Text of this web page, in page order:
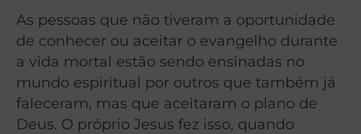
As pessoas que não tiveram a oportunidade
de conhecer ou aceitar o evangelho durante
a vida mortal estão sendo ensinadas no
mundo espiritual por outros que também já
faleceram, mas que aceitaram o plano de
Deus. O próprio Jesus fez isso, quando